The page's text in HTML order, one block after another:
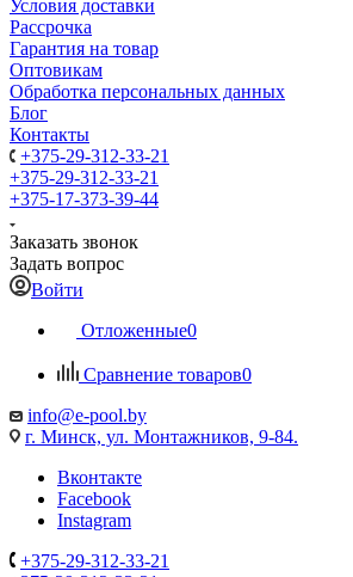
Условия доставки
Рассрочка
Гарантия на товар
Оптовикам
Обработка персональных данных
Блог
Контакты
+375-29-312-33-21
+375-29-312-33-21
+375-17-373-39-44
Заказать звонок
Задать вопрос
Войти
Отложенные0
Сравнение товаров0
info@e-pool.by
г. Минск, ул. Монтажников, 9-84.
Вконтакте
Facebook
Instagram
+375-29-312-33-21